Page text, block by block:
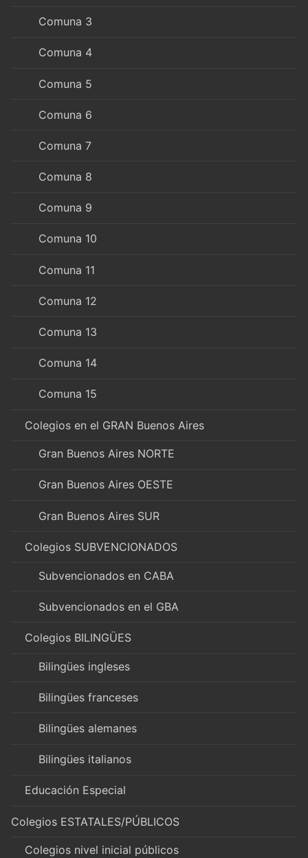
Comuna 3
Comuna 4
Comuna 5
Comuna 6
Comuna 7
Comuna 8
Comuna 9
Comuna 10
Comuna 11
Comuna 12
Comuna 13
Comuna 14
Comuna 15
Colegios en el GRAN Buenos Aires
Gran Buenos Aires NORTE
Gran Buenos Aires OESTE
Gran Buenos Aires SUR
Colegios SUBVENCIONADOS
Subvencionados en CABA
Subvencionados en el GBA
Colegios BILINGÜES
Bilingües ingleses
Bilingües franceses
Bilingües alemanes
Bilingües italianos
Educación Especial
Colegios ESTATALES/PÚBLICOS
Colegios nivel inicial públicos